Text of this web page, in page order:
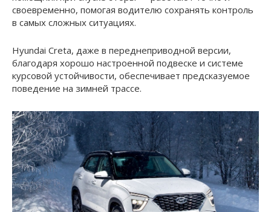
своевременно, помогая водителю сохранять контроль
в самых сложных ситуациях.
Hyundai Creta, даже в переднеприводной версии,
благодаря хорошо настроенной подвеске и системе
курсовой устойчивости, обеспечивает предсказуемое
поведение на зимней трассе.